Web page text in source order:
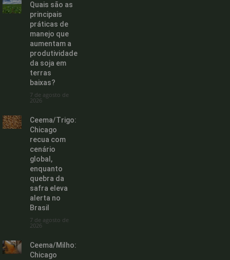
Quais são as
principais
práticas de
manejo que
aumentam a
produtividade
da soja em
terras
baixas?
7 de agosto de
2026
Ceema/Trigo:
Chicago
recua com
cenário
global,
enquanto
quebra da
safra eleva
alerta no
Brasil
7 de agosto de
2026
Ceema/Milho:
Chicago